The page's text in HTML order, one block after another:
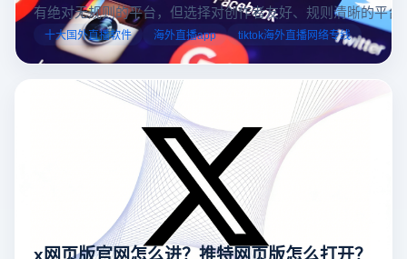
有绝对无规则的平台，但选择对创作者友好、规则清晰的平台
业工具规避风险，能显著降低封号概率。以下推荐十大国外
台，并结合云登多开浏览器的功能，详解如何安全高效运营。
十大国外直播软件 海外直播app tiktok海外直播网络专线
x网页版官网怎么进？推特网页版怎么打开？